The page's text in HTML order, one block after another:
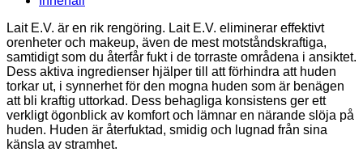
Lait E.V. är en rik rengöring. Lait E.V. eliminerar effektivt
orenheter och makeup, även de mest motståndskraftiga,
samtidigt som du återfår fukt i de torraste områdena i ansiktet.
Dess aktiva ingredienser hjälper till att förhindra att huden
torkar ut, i synnerhet för den mogna huden som är benägen
att bli kraftig uttorkad. Dess behagliga konsistens ger ett
verkligt ögonblick av komfort och lämnar en närande slöja på
huden. Huden är återfuktad, smidig och lugnad från sina
känsla av stramhet.